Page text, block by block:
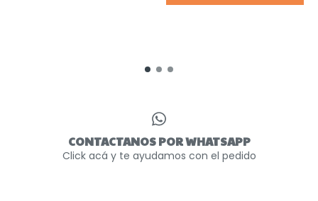
CONTACTANOS POR WHATSAPP
Click acá y te ayudamos con el pedido